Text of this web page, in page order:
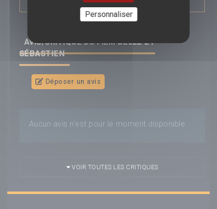
AVIS/CRITIQUE DU FILMBELLE ET
SÉBASTIEN
Déposer un avis
Aucun avis n'est pour le moment disponible.
VOIR TOUTES LES CRITIQUES
Personnaliser